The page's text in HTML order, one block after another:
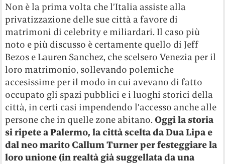
Non è la prima volta che l’Italia assiste alla
privatizzazione delle sue città a favore di
matrimoni di celebrity e miliardari. Il caso più
noto e più discusso è certamente quello di Jeff
Bezos e Lauren Sanchez, che scelsero Venezia per il
loro matrimonio, sollevando polemiche
accesissime per il modo in cui avevano di fatto
occupato gli spazi pubblici e i luoghi storici della
città, in certi casi impendendo l’accesso anche alle
persone che in quelle zone abitano.Oggi la storia
si ripete a Palermo, la città scelta da Dua Lipa e
dal neo marito Callum Turner per festeggiare la
loro unione (in realtà già suggellata da una